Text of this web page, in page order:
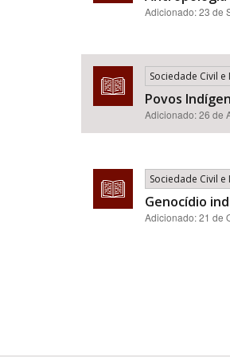
Adicionado:23 de
Sociedade Civil
Povos
Adicionado:26 de
Sociedade Civil
Genocídio
Adicionado:21 de